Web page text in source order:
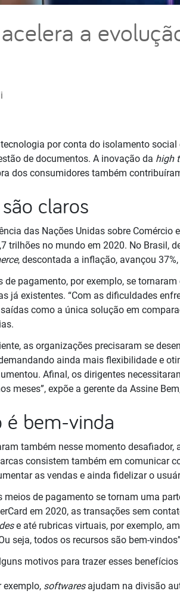
a
por conta do isolamento
de documentos. A inovação da high
dos consumidores também
claros
das Nações Unidas sobre Comércio
trilhões no mundo em 2020. No Brasil,
, descontada a inflação, avançou
de pagamento, por exemplo, se
já existentes. “Com as dificuldades
como a única solução em
as organizações precisaram se
ainda mais flexibilidade e
Afinal, os dirigentes
meses”, expõe a gerente da Assine
é bem-vinda
também nesse momento
consistem também em comunicar
as vendas e ainda fidelizar o
meios de pagamento se tornam uma
em 2020, as transações sem
e até rubricas virtuais, por exemplo,
seja, todos os recursos são bem-
motivos para trazer esses
exemplo, softwaresajudam na divisão